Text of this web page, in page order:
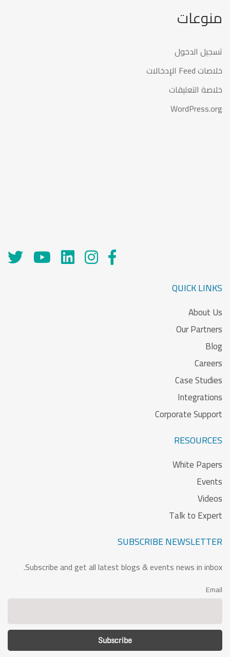
منوعات
تسجيل الدخول
خلاصات Feed الإدخالات
خلاصة التعليقات
WordPress.org
QUICK LINKS
About Us
Our Partners
Blog
Careers
Case Studies
Integrations
Corporate Support
RESOURCES
White Papers
Events
Videos
Talk to Expert
SUBSCRIBE NEWSLETTER
Subscribe and get all latest blogs & events news in inbox.
Email